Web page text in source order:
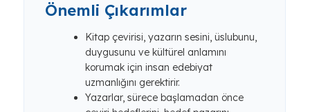
Önemli Çıkarımlar
Kitap çevirisi, yazarın sesini, üslubunu,
duygusunu ve kültürel anlamını
korumak için insan edebiyat
uzmanlığını gerektirir.
Yazarlar, sürece başlamadan önce